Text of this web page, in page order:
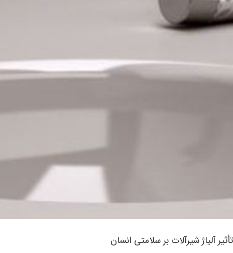
تأثیر آلیاژ شیرآلات بر سلامتی انسان